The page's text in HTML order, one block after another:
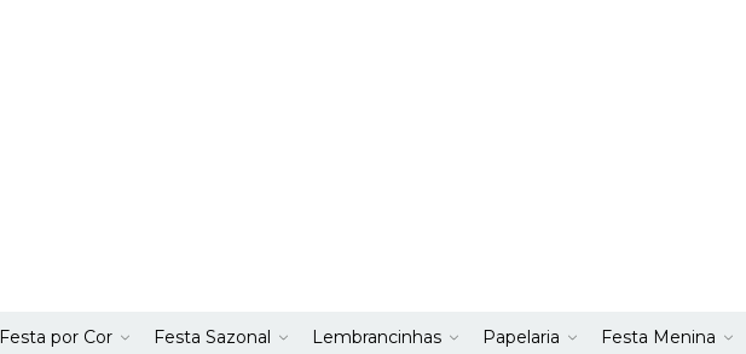
Festa por Cor Festa Sazonal Lembrancinhas Papelaria Festa Menina